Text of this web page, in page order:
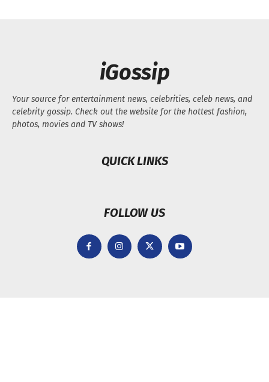
iGossip
Your source for entertainment news, celebrities, celeb news, and
celebrity gossip. Check out the website for the hottest fashion,
photos, movies and TV shows!
QUICK LINKS
FOLLOW US